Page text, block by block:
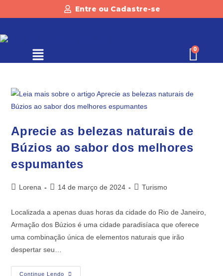
Entre ou Cadastre-se
Aprecie as belezas naturais de
Búzios ao sabor dos melhores
espumantes
Lorena 14 de março de 2024 Turismo
Localizada a apenas duas horas da cidade do Rio de Janeiro,
Armação dos Búzios é uma cidade paradisíaca que oferece
uma combinação única de elementos naturais que irão
despertar seu…
Continue Lendo